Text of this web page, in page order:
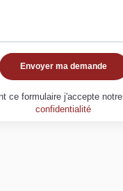
Envoyer ma demande
ce formulaire j'accepte notre
confidentialité